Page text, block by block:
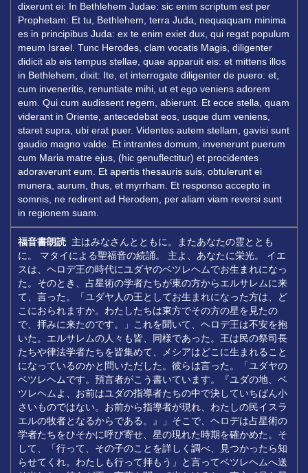
dixerunt ei: In Bethlehem Judae: sic enim scriptum est per
Prophetam: Et tu, Bethlehem, terra Juda, nequaquam minima
es in principibus Juda: ex te enim exiet dux, qui regat populum
meum Israel. Tunc Herodes, clam vocatis Magis, diligenter
didicit ab eis tempus stellae, quae apparuit eis: et mittens illos
in Bethlehem, dixit: Ite, et interrogate diligenter de puero: et,
cum inveneritis, renuntiate mihi, ut et ego veniens adorem
eum. Qui cum audissent regem, abierunt. Et ecce stella, quam
viderant in Oriente, antecedebat eos, usque dum veniens,
staret supra, ubi erat puer. Videntes autem stellam, gavisi sunt
gaudio magno valde. Et intrantes domum, invenerunt puerum
cum Maria matre ejus, (hic genuflectitur) et procidentes
adoraverunt eum. Et apertis thesauris suis, obtulerunt ei
munera, aurum, thus, et myrrham. Et responso accepto in
somnis, ne redirent ad Herodem, per aliam viam reversi sunt
in regionem suam.
福音書朗読 主はみなさんとともに。またあなたの霊ととも
に。 マタイによる聖福音の続誦。 主よ、あなたに栄光。 イエ
スは、ヘロデ王の時代にユダヤのベツレヘムでお生まれになっ
た。そのとき、占星術の学者たちが東の方からエルサレムに来
て、言った。「ユダヤ人の王としてお生まれになった方は、ど
こにおられますか。わたしたちは東方でその方の星を見たの
で、拝みに来たのです。」これを聞いて、ヘロデ王は不安を抱
いた。エルサレムの人々も皆、同様であった。王は民の祭司長
たちや律法学者たちを皆集めて、メシアはどこに生まれること
になっているのかと問いただした。彼らは言った。「ユダヤの
ベツレヘムです。預言者がこう書いています。『ユダの地、ベ
ツレヘムよ、お前はユダの指導者たちの中で決していちばん小
さいものではない。お前から指導者が現れ、わたしの民イスラ
エルの牧者となるからである。』」そこで、ヘロデは占星術の
学者たちをひそかに呼び寄せ、星の現れた時期を確かめた。そ
して、「行って、その子のことを詳しく調べ、見つかったら知
らせてくれ。わたしも行って拝もう」と言ってベツレヘムへ送